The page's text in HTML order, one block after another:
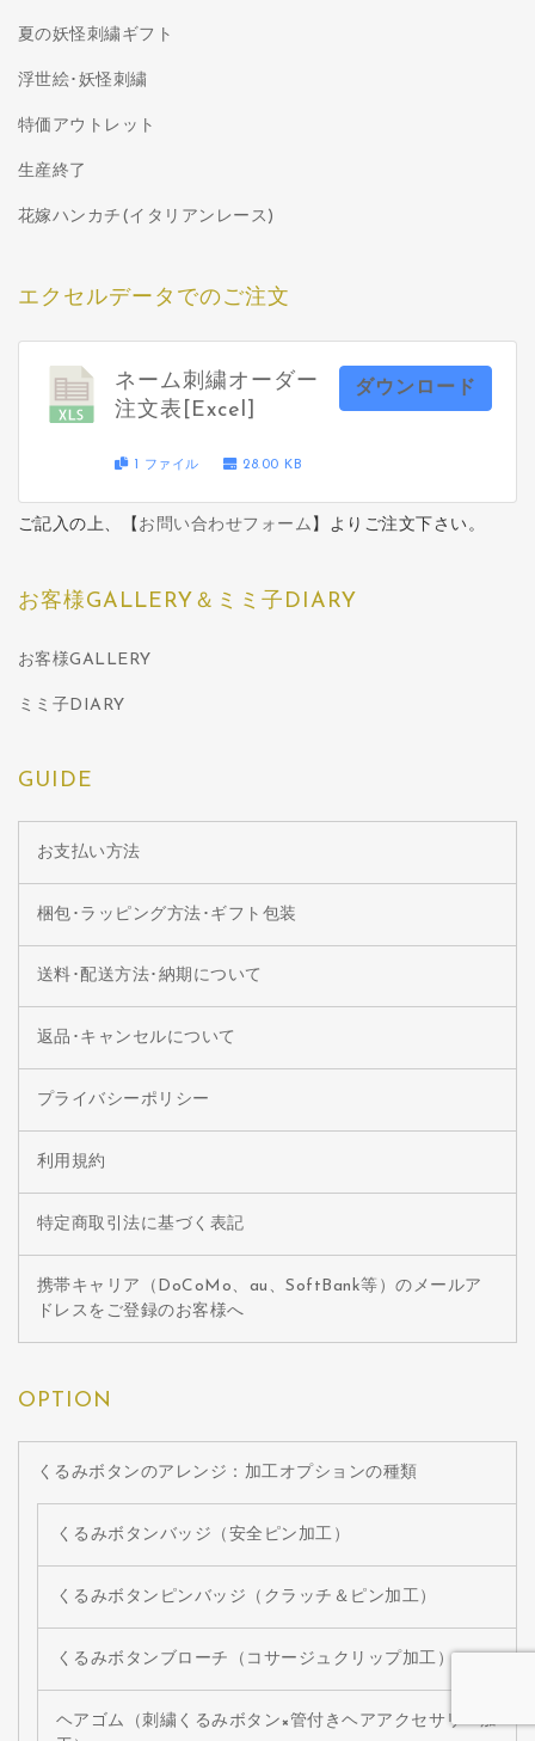
夏の妖怪刺繍ギフト
浮世絵･妖怪刺繍
特価アウトレット
生産終了
花嫁ハンカチ(イタリアンレース)
エクセルデータでのご注文
ネーム刺繍オーダー
注文表[Excel]
1 ファイル 28.00 KB
ダウンロード
ご記入の上、【 お問い合わせフォーム 】よりご注文下さい。
お客様GALLERY＆ミミ子DIARY
お客様GALLERY
ミミ子DIARY
GUIDE
お支払い方法
梱包･ラッピング方法･ギフト包装
送料･配送方法･納期について
返品･キャンセルについて
プライバシーポリシー
利用規約
特定商取引法に基づく表記
携帯キャリア（DoCoMo、au、SoftBank等）のメールア
ドレスをご登録のお客様へ
OPTION
くるみボタンのアレンジ：加工オプションの種類
くるみボタンバッジ（安全ピン加工）
くるみボタンピンバッジ（クラッチ＆ピン加工）
くるみボタンブローチ（コサージュクリップ加工）
ヘアゴム（刺繍くるみボタン×管付きヘアアクセサリー加